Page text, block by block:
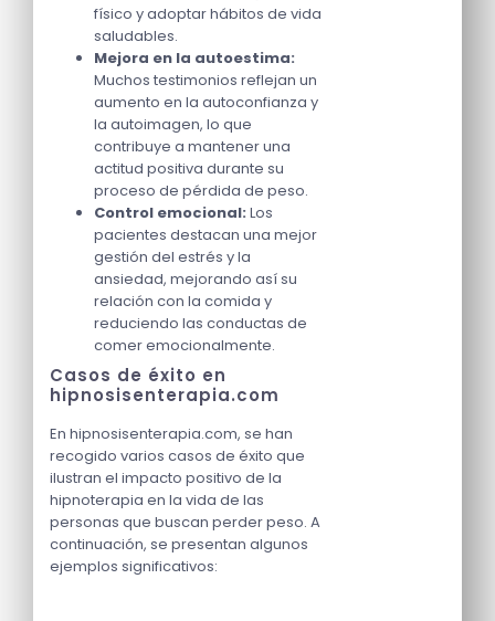
físico y adoptar hábitos de vida
saludables.
Mejora en la autoestima:
Muchos testimonios reflejan un
aumento en la autoconfianza y
la autoimagen, lo que
contribuye a mantener una
actitud positiva durante su
proceso de pérdida de peso.
Control emocional: Los
pacientes destacan una mejor
gestión del estrés y la
ansiedad, mejorando así su
relación con la comida y
reduciendo las conductas de
comer emocionalmente.
Casos de éxito en
hipnosisenterapia.com
En hipnosisenterapia.com, se han
recogido varios casos de éxito que
ilustran el impacto positivo de la
hipnoterapia en la vida de las
personas que buscan perder peso. A
continuación, se presentan algunos
ejemplos significativos: